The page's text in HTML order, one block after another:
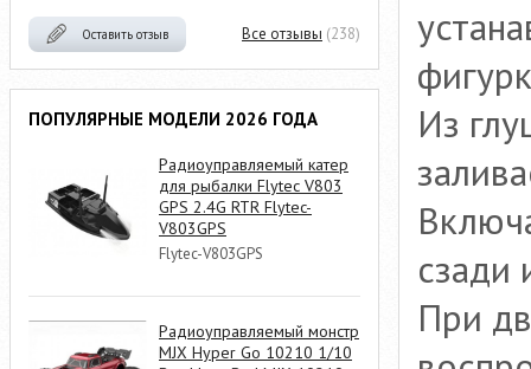
Оставить отзыв Все отзывы (238)
ПОПУЛЯРНЫЕ МОДЕЛИ 2026 ГОДА
Радиоуправляемый катер
для рыбалки Flytec V803
GPS 2.4G RTR Flytec-
V803GPS
Flytec-V803GPS
Радиоуправляемый монстр
MJX Hyper Go 10210 1/10
Из
сзади
При